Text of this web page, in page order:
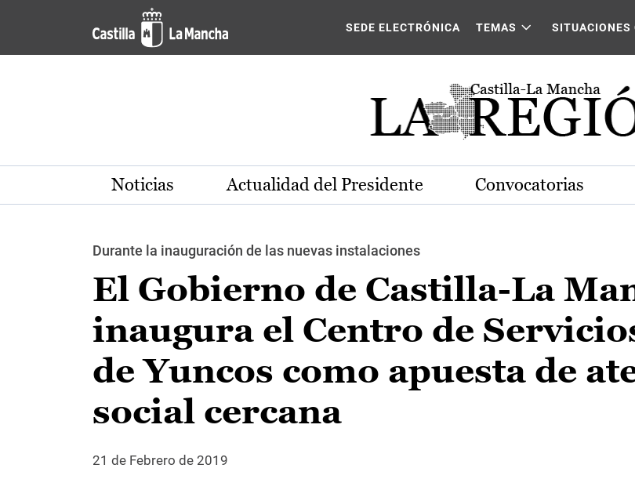
Pasar al contenido principal
SEDE ELECTRÓNICA TEMAS SITUACIONES
Noticias Actualidad del Presidente Convocatorias
Durante la inauguración de las nuevas instalaciones
El Gobierno de Castilla-La
inaugura el Centro de
de Yuncos como apuesta de
social cercana
21 de Febrero de 2019